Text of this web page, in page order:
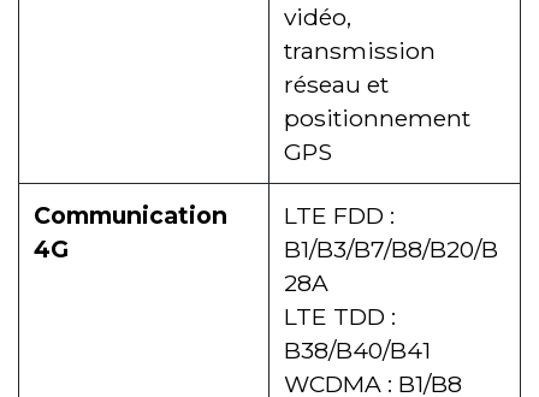
vidéo,
transmission
réseau et
positionnement
GPS
Communication
4G
LTE FDD :
B1/B3/B7/B8/B20/B
28A
LTE TDD :
B38/B40/B41
WCDMA : B1/B8